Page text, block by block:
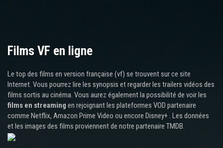
Films VF en ligne
Le top des films en version française (vf) se trouvent sur ce site
Internet. Vous pourrez lire les synopsis et regarder les trailers vidéos des
films sortis au cinéma. Vous aurez également la possibilité de voir les
films en streaming en rejoignant les plateformes VOD partenaire
comme Netflix, Amazon Prime Video ou encore Disney+ . Les données
et les images des films proviennent de notre partenaire TMDB.